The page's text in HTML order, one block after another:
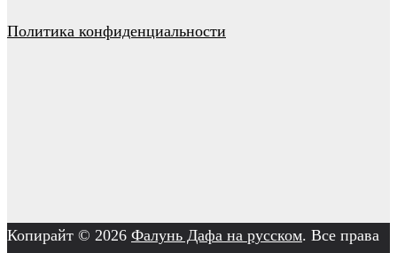
Политика конфиденциальности
Копирайт © 2026 Фалунь Дафа на русском. Все права